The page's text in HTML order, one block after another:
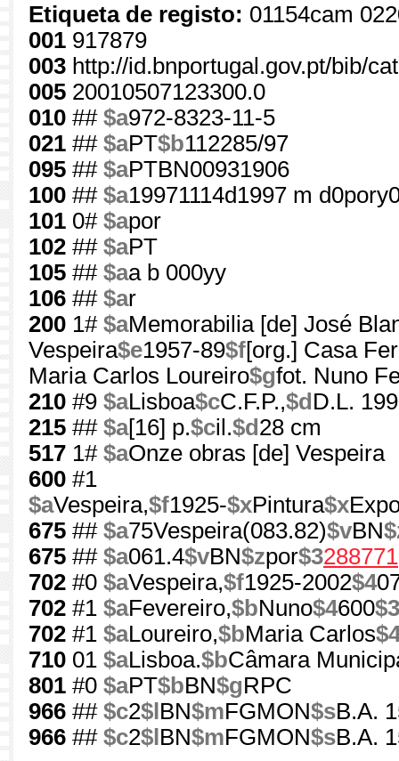
Etiqueta de registo: 01154cam
001 917879
003 http://id.bnportugal.gov.pt/bib/
005 20010507123300.0
010 ## $a972-8323-11-5
021 ## $aPT$b112285/97
095 ## $aPTBN00931906
100 ## $a19971114d1997 m
101 0# $apor
102 ## $aPT
105 ## $aa b 000yy
106 ## $ar
200 1# $aMemorabilia [de] José
Vespeira$e1957-89$f[org.] Casa
Maria Carlos Loureiro$gfot. Nuno
210 #9 $aLisboa$cC.F.P.,$d D.L.
215 ## $a[16] p.$cil.$d 28 cm
517 1# $aOnze obras [de] Vespeira
600 #1
$aVespeira,$f1925-$xPintura$x
675 ## $a75Vespeira(083.82)$vBN
675 ## $a061.4$vBN$zpor$3288771
702 #0 $aVespeira,$f1925-2002$4
702 #1 $aFevereiro,$bNuno$4600$3
702 #1 $aLoureiro,$bMaria Carlos
710 01 $aLisboa.$bCâmara
801 #0 $aPT$bBN$gRPC
966 ## $c2$l BN$mFGMON$sB.A.
966 ## $c2$l BN$mFGMON$sB.A.